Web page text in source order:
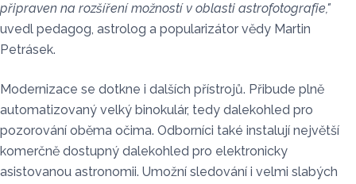
připraven na rozšíření možností v oblasti astrofotografie,"
uvedl pedagog, astrolog a popularizátor vědy Martin
Petrásek.
Modernizace se dotkne i dalších přístrojů. Přibude plně
automatizovaný velký binokulár, tedy dalekohled pro
pozorování oběma očima. Odborníci také instalují největší
komerčně dostupný dalekohled pro elektronicky
asistovanou astronomii. Umožní sledování i velmi slabých